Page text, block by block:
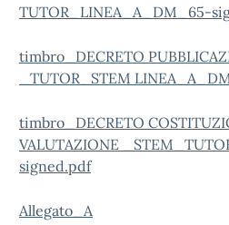
TUTOR_LINEA_A_DM_65-
timbro_DECRETO
_TUTOR_STEM
timbro_DECRETO
VALUTAZIONE
signed.pdf
Allegato_A